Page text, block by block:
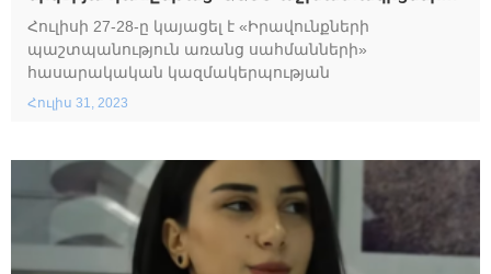
Հուլիս 31, 2023
Հուլիսի 27-28-ը կայացել է «Իրավունքների
պաշտպանություն առանց սահմանների»
հասարակական կազմակերպության